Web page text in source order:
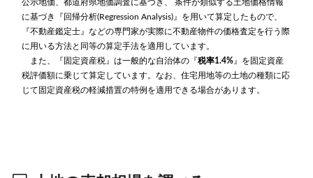
公示地価、都道府県地価調査に基づき、 条件が類似する土地価格情報
に基づき『回帰分析(Regression Analysis)』を用いて算定したもので、
『不動産鑑定士』などの専門家が実際に不動産物件の価格査定を行う際
に用いる方法と同等の算定手法を適用しています。
また、『固定資産税』は一般的な自治体の『 税率1.4% 』を固定資産
税評価額に乗じて算定しています。なお、住宅用地等の土地の種類に応
じて固定資産税の軽減措置の特例を適用できる場合があります。